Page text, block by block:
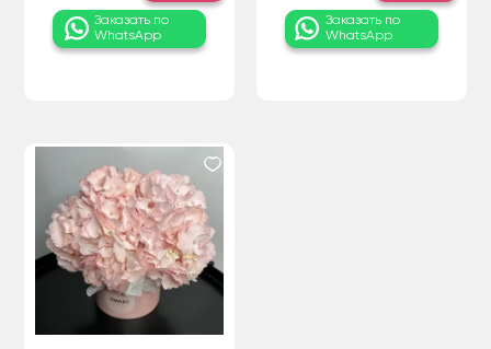
Заказать по
WhatsApp
Заказать по
WhatsApp